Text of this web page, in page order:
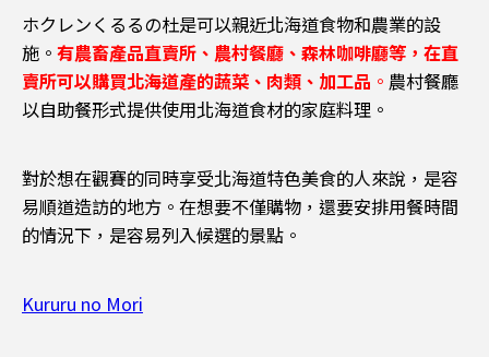
ホクレンくるるの杜是可以親近北海道食物和農業的設
施。 有農畜產品直賣所、農村餐廳、森林咖啡廳等，在直
賣所可以購買北海道產的蔬菜、肉類、加工品 。 農村餐廳
以自助餐形式提供使用北海道食材的家庭料理。
對於想在觀賽的同時享受北海道特色美食的人來說，是容
易順道造訪的地方。在想要不僅購物，還要安排用餐時間
的情況下，是容易列入候選的景點。
Kururu no Mori